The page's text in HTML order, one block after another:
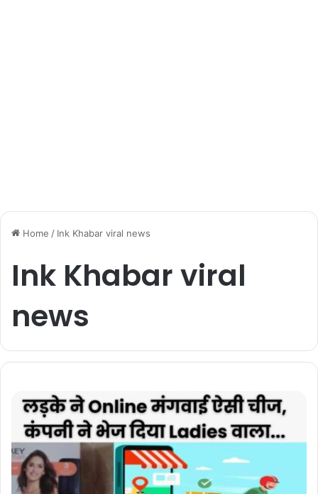
Home / Ink Khabar viral news
Ink Khabar viral
news